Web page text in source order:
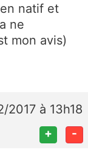
natif et
ne
mon avis)
2017 à 13h18
+ -